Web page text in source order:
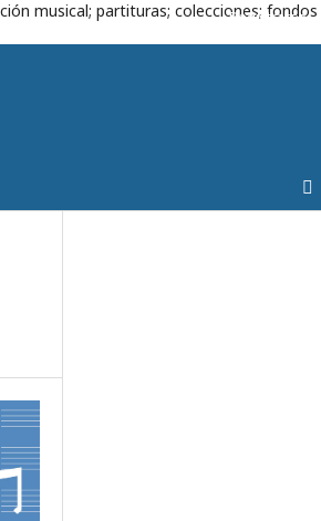
musical; partituras; colecciones;Registrarse